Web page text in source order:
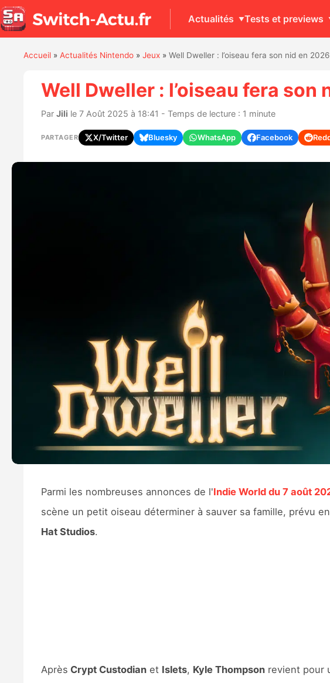
Actualités Tests et previews
Accueil» Actualités Nintendo» Jeux» Well Dweller : l’oiseau fera son nid en
Well Dweller : l’oiseau fera
Par Jili le 7 Août 2025 à 18:41 - Temps de lecture : 1 minute
PARTAGER X/Twitter Bluesky WhatsApp Facebook
Parmi les nombreuses annonces de l'Indie World du 7 août
scène un petit oiseau déterminer à sauver sa famille, prévu
Hat Studios.
Après Crypt Custodianet Islets, Kyle Thompsonrevient pour